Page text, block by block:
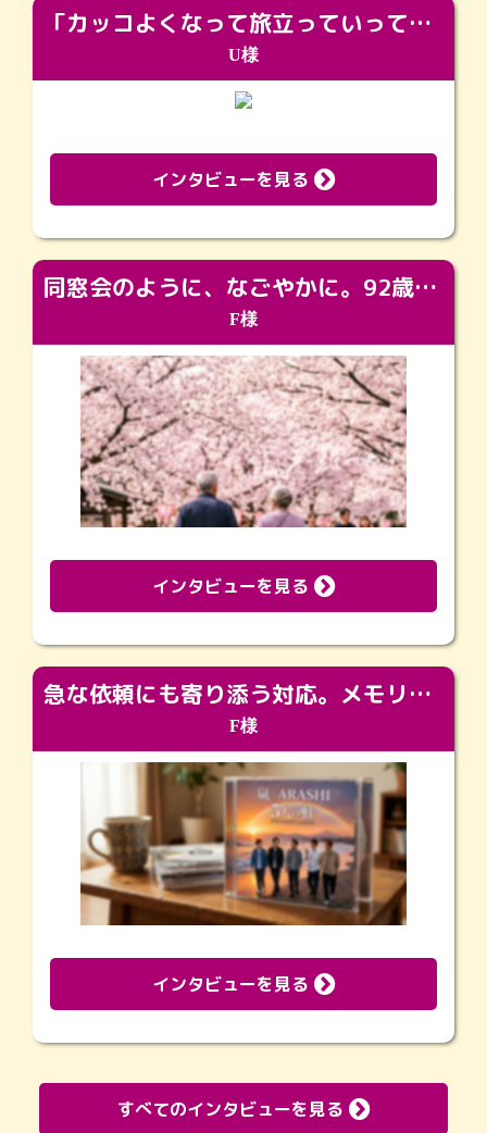
「カッコよくなって旅立っていってくれました（笑）もっとカッコいいって言ってあげればよかったな」
U様
インタビューを見る
同窓会のように、なごやかに。92歳の旅立ちを彩った、再会と感謝の場
F様
インタビューを見る
急な依頼にも寄り添う対応。メモリアルコーナーで振り返る大切な日々
F様
インタビューを見る
すべてのインタビューを見る